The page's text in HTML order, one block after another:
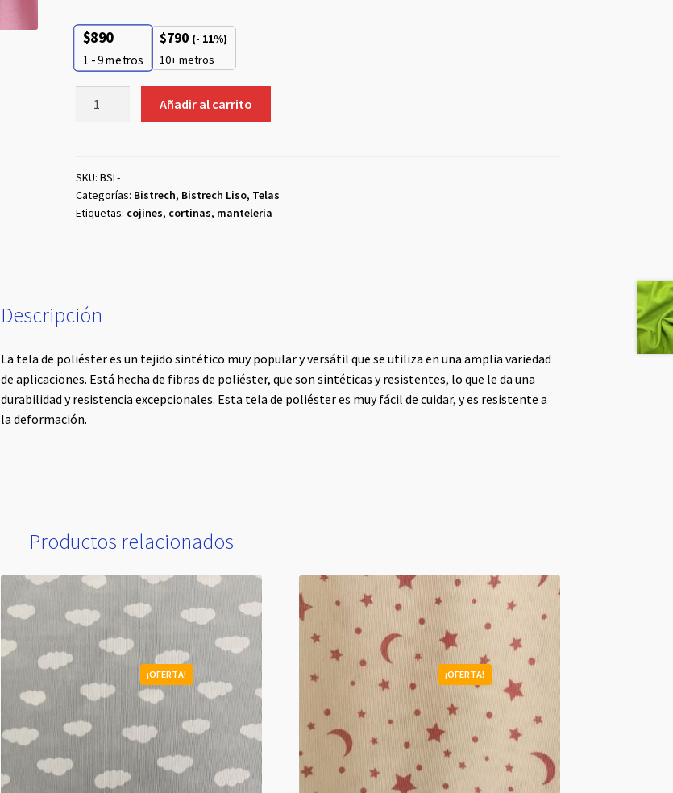
$890
1 - 9metros
$790 (- 11%)
10+ metros
Añadir al carrito
SKU: BSL-
Categorías: Bistrech, Bistrech Liso, Telas
Etiquetas: cojines, cortinas, manteleria
Descripción
La tela de poliéster es un tejido sintético muy popular y versátil que se utiliza en una amplia variedad
de aplicaciones. Está hecha de fibras de poliéster, que son sintéticas y resistentes, lo que le da una
durabilidad y resistencia excepcionales. Esta tela de poliéster es muy fácil de cuidar, y es resistente a
la deformación.
Productos relacionados
¡OFERTA! ¡OFERTA!